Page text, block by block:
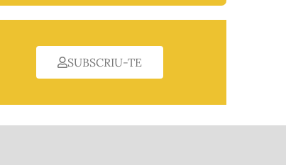
SUBSCRIU-TE